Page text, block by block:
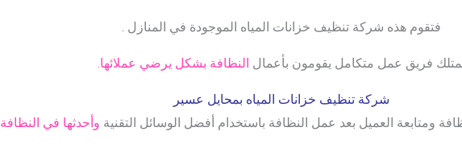
فتقوم هذه شركة تنظيف خزانات المياه الموجودة في المنازل .
فريق عمل متكامل يقومون بأعمال النظافة بشكل يرضي عملائها.
شركة تنظيف خزانات المياه بمحايل عسير
ومتابعة العميل بعد عمل النظافة باستخدام أفضل الوسائل التقنية وأحدثها في النظافة